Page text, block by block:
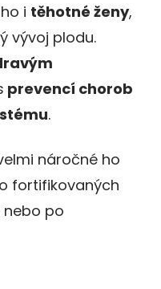
i těhotné ženy,
vývoj plodu.
prevencí chorob
.
náročné ho
fortifikovaných
po